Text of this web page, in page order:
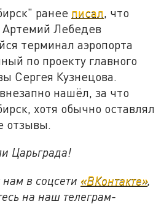
ранее писал , что
Артемий Лебедев
терминал аэропорта
по проекту главного
Сергея Кузнецова.
нашёл, за что
хотя обычно оставлял
отзывы.
Царьграда!
в соцсети «ВКонтакте»,
на наш телеграм-